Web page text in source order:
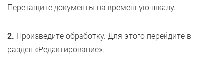
Перетащите документы на временную шкалу.
2. Произведите обработку. Для этого перейдите в
раздел «Редактирование».